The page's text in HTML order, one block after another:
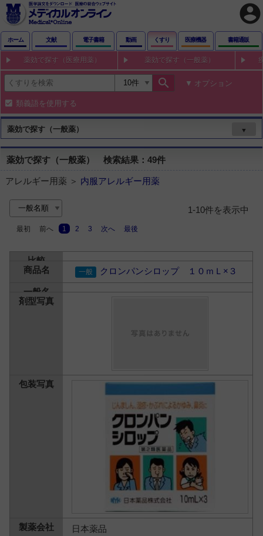
account_circle
ホーム 文献 電子書籍 動画 くすり 医療機器 書籍通販
薬効で探す（医療用薬） 薬効で探す（一般薬）
search オプション
類義語を使用する
薬効で探す（一般薬） ▼
薬効で探す（一般薬） 検索結果：49件
アレルギー用薬 ＞ 内服アレルギー用薬
1-10件を表示中
最初 前へ 1 2 3 次へ 最後
クロンパンシロップ １０ｍＬ×３
日本薬品